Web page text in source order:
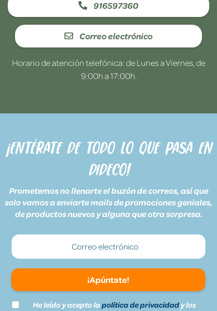
916597360
Correo electrónico
Horario de atención telefónica: de Lunes a Viernes, de
9:00h a 17:00h.
¡Entérate de todo lo que pasa en
Dideco!
Prometemos no llenarte el buzón de correos, así que
solo vamos a enviarte mails de promociones geniales,
de productos nuevos y alguna que otra sorpresa.
¡Apúntate!
He leído y acepto lapolítica de privacidady los